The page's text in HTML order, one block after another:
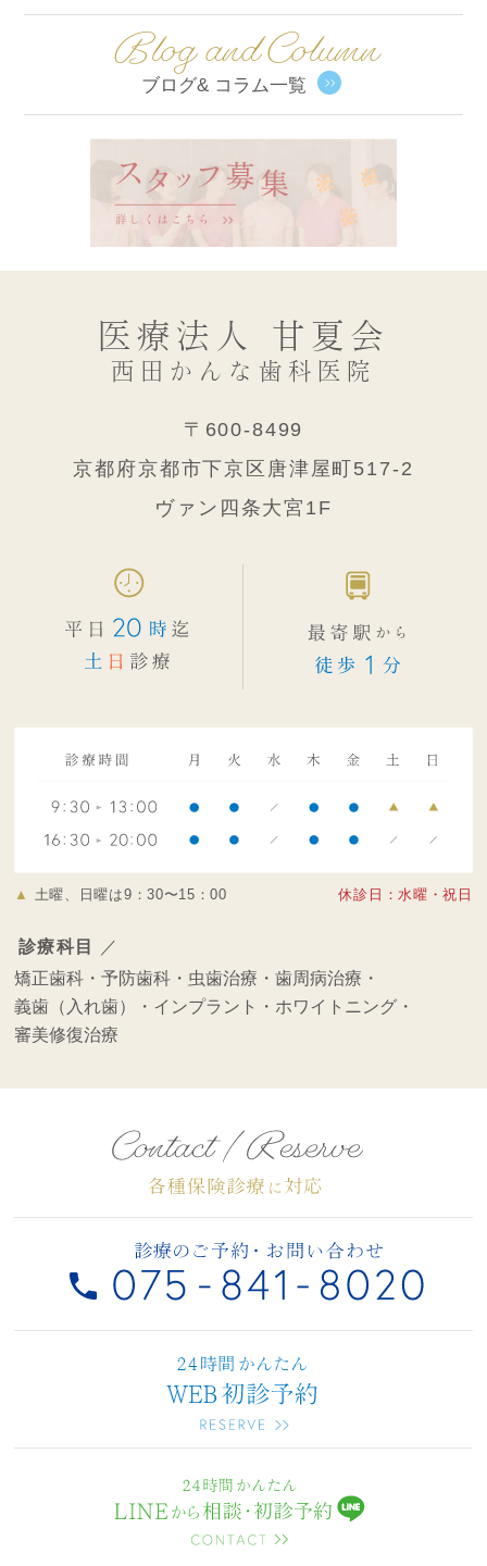
Blog and Column
ブログ& コラム一覧
医療法人 甘夏会
西田かんな歯科医院
〒600-8499
京都府京都市下京区唐津屋町517-2
ヴァン四条大宮1F
▲ 土曜、日曜は9：30〜15：00 休診日：水曜・祝日
診療科目
／
矯正歯科・予防歯科・ 虫歯治療・歯周病治療・
義歯（入れ歯）・ インプラント・ ホワイトニング・
審美修復治療